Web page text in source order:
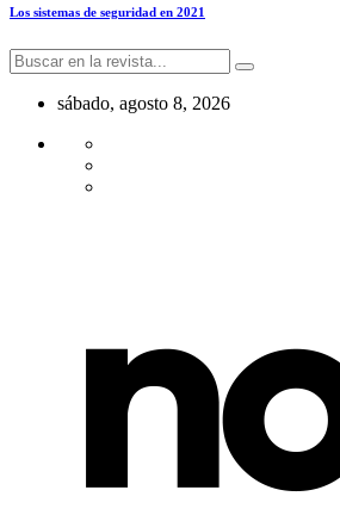
Los sistemas de seguridad en 2021
sábado, agosto 8, 2026